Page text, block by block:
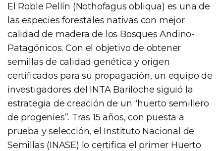
El Roble Pellín (Nothofagus obliqua) es una de
las especies forestales nativas con mejor
calidad de madera de los Bosques Andino-
Patagónicos. Con el objetivo de obtener
semillas de calidad genética y origen
certificados para su propagación, un equipo de
investigadores del INTA Bariloche siguió la
estrategia de creación de un “huerto semillero
de progenies”. Tras 15 años, con puesta a
prueba y selección, el Instituto Nacional de
Semillas (INASE) lo certifica el primer Huerto